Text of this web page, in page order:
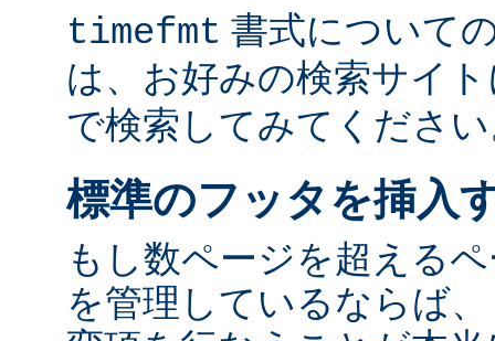
timefmt 書式について
は、お好みの検索サイ
で検索してみてくださ
標準のフッタを挿入
もし数ページを超える
を管理しているならば